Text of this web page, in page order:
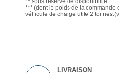
** sous réserve de disponibilité.
*** (dont le poids de la commande
véhicule de charge utile 2
LIVRAISON